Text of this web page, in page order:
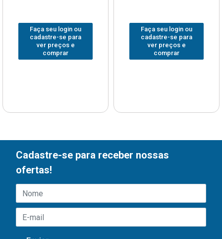
Faça seu login ou
cadastre-se para
ver preços e
comprar
Faça seu login ou
cadastre-se para
ver preços e
comprar
Cadastre-se para receber nossas
ofertas!